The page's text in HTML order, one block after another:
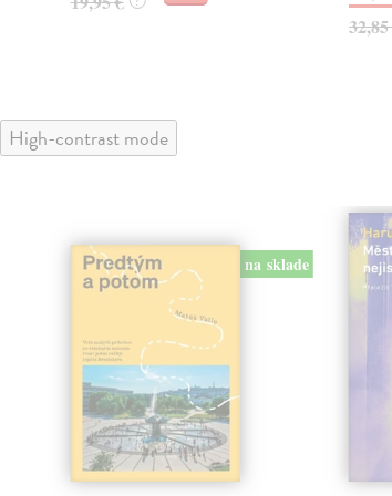
High-contrast mode
na sklade